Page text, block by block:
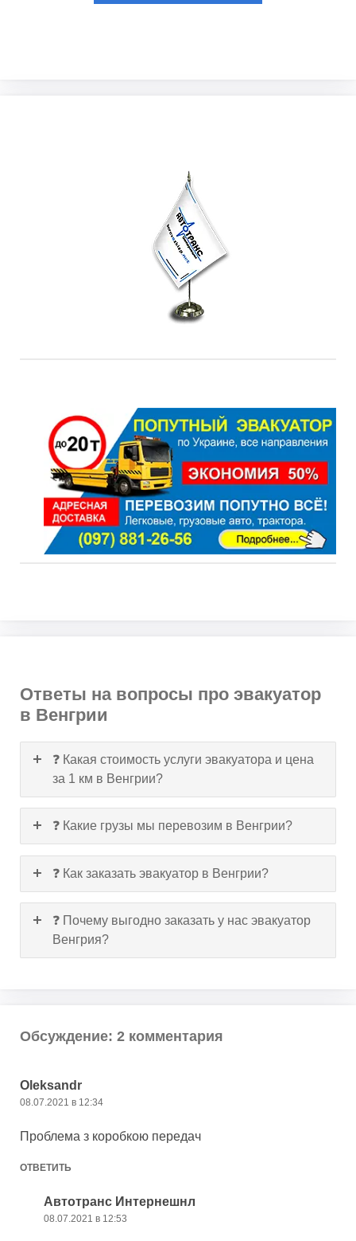
Ответы на вопросы про эвакуатор
в Венгрии
❓ Какая стоимость услуги эвакуатора и цена
за 1 км в Венгрии?
❓ Какие грузы мы перевозим в Венгрии?
❓ Как заказать эвакуатор в Венгрии?
❓ Почему выгодно заказать у нас эвакуатор
Венгрия?
Обсуждение: 2 комментария
Oleksandr
08.07.2021 в 12:34
Проблема з коробкою передач
ОТВЕТИТЬ
Автотранс Интернешнл
08.07.2021 в 12:53